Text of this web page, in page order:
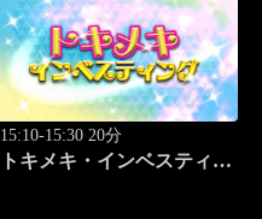
15:10-15:30 20分
トキメキ・インベスティン